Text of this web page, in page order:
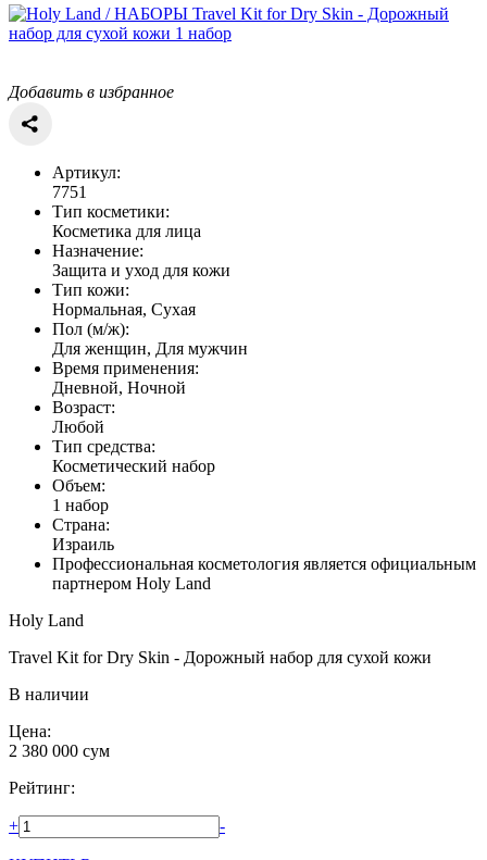
Добавить в избранное
Артикул:
7751
Тип косметики:
Косметика для лица
Назначение:
Защита и уход для кожи
Тип кожи:
Нормальная, Сухая
Пол (м/ж):
Для женщин, Для мужчин
Время применения:
Дневной, Ночной
Возраст:
Любой
Тип средства:
Косметический набор
Объем:
1 набор
Страна:
Израиль
Профессиональная косметология является официальным
партнером Holy Land
Holy Land
Travel Kit for Dry Skin - Дорожный набор для сухой кожи
В наличии
Цена:
2 380 000 сум
Рейтинг:
+ -